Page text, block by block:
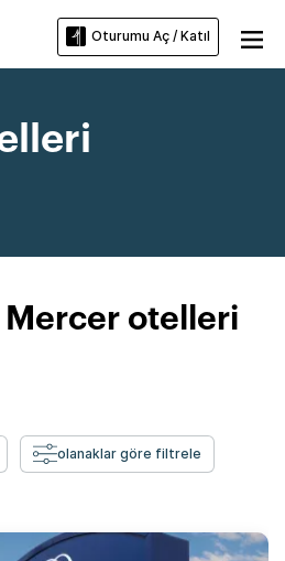
Oturumu Aç / Katıl
Mercer otelleri
olanaklar göre filtrele